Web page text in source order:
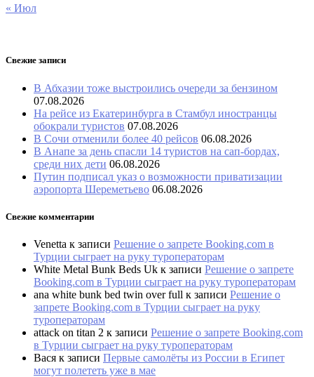
« Июл
Свежие записи
В Абхазии тоже выстроились очереди за бензином
07.08.2026
На рейсе из Екатеринбурга в Стамбул иностранцы
обокрали туристов 07.08.2026
В Сочи отменили более 40 рейсов 06.08.2026
В Анапе за день спасли 14 туристов на сап-бордах,
среди них дети 06.08.2026
Путин подписал указ о возможности приватизации
аэропорта Шереметьево 06.08.2026
Свежие комментарии
Venetta к записи Решение о запрете Booking.com в
Турции сыграет на руку туроператорам
White Metal Bunk Beds Uk к записи Решение о запрете
Booking.com в Турции сыграет на руку туроператорам
ana white bunk bed twin over full к записи Решение о
запрете Booking.com в Турции сыграет на руку
туроператорам
attack on titan 2 к записи Решение о запрете Booking.com
в Турции сыграет на руку туроператорам
Вася к записи Первые самолёты из России в Египет
могут полететь уже в мае